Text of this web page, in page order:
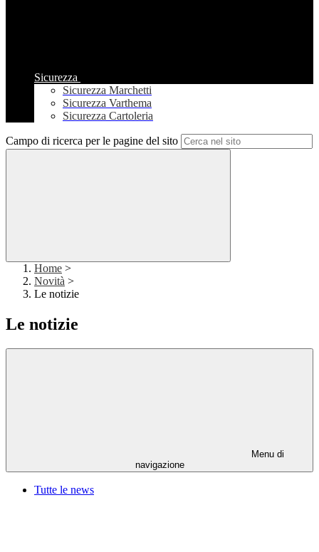
Sicurezza
Sicurezza Marchetti
Sicurezza Varthema
Sicurezza Cartoleria
Campo di ricerca per le pagine del sito
Home >
Novità >
Le notizie
Le notizie
Menu di
navigazione
Tutte le news